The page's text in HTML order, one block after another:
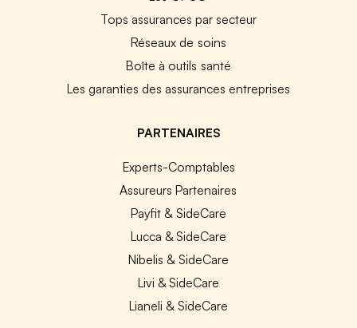
Tops assurances par secteur
Réseaux de soins
Boîte à outils santé
Les garanties des assurances entreprises
PARTENAIRES
Experts-Comptables
Assureurs Partenaires
Payfit & SideCare
Lucca & SideCare
Nibelis & SideCare
Livi & SideCare
Lianeli & SideCare